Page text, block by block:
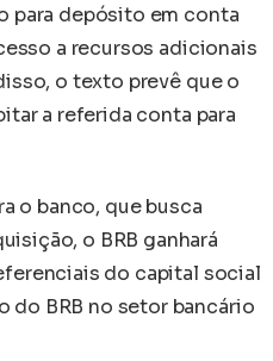
para depósito em conta
a recursos adicionais
o texto prevê que o
a referida conta para
o banco, que busca
o BRB ganhará
do capital social
do BRB no setor bancário